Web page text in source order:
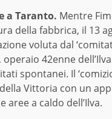
a Taranto. Mentre
della fabbrica, il 13
voluta dal
operaio 42enne
spontanei. Il
Vittoria con un
aree a caldo dell’Ilva.